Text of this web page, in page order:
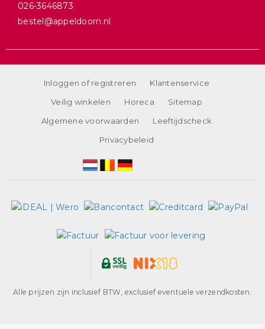
026-3646873
bestel@appeldoorn.nl
Inloggen of registreren
Klantenservice
Veilig winkelen
Horeca
Sitemap
Algemene voorwaarden
Leeftijdscheck
Privacybeleid
Alle prijzen zijn inclusief BTW, exclusief eventuele verzendkosten.